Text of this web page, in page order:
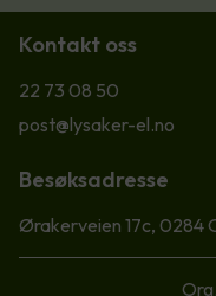
Kontakt oss
22 73 08 50
post@lysaker-el.no
Besøksadresse
Ørakerveien 17c, 0284